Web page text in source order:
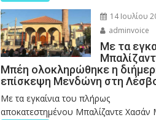
14 Ιουλίου
adminvoice
Με τα
Μπέη ολοκληρώθηκε η
επίσκεψη Μενδώνη στη
Με τα εγκαίνια του πλήρως
αποκατεστημένου Μπαλίζαντε Χασάν